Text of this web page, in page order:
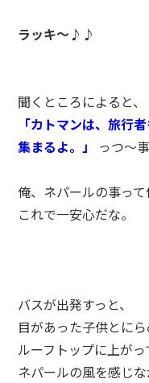
ラッキ～♪♪
聞くところによると、
「カトマンは、旅行
集まるよ。」
っつ～事
俺、ネパールの事って
これで一安心だな。
バスが出発すっと、
目があった子供とにら
ルーフトップに上がっ
ネパールの風を感じ